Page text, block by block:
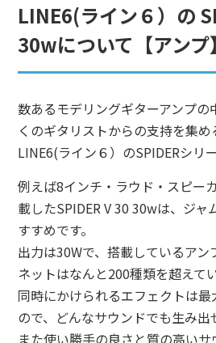
LINE6(ライン６）の
30wについて【アンプ】
数あるモデリングギターアンプ
くのギタリストからの支持を集め
LINE6(ライン６）のSPIDERシリ
例えば8インチ・ラウド・スピー
載したSPIDER V 30 30wは、ジ
すすめです。
出力は30Wで、搭載しているア
ネットはなんと200種類を超えてい
同時にかけられるエフェクトは
ので、どんなサウンドでも生み出
また使い勝手の良さと質の高い